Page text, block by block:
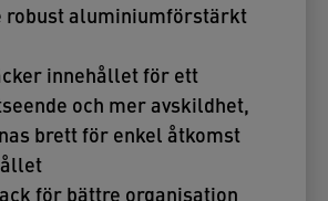
robust aluminiumförstärkt
innehållet för ett
och mer avskildhet,
brett för enkel åtkomst
för bättre organisation